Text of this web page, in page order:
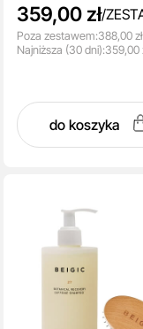
359,00 zł/
Poza zestawem:388,00 zł
Najniższa (30 dni):359,00
do koszyka